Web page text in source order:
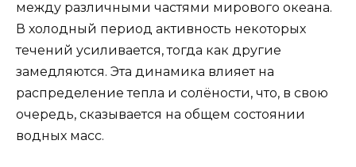
между различными частями мирового океана.
В холодный период активность некоторых
течений усиливается, тогда как другие
замедляются. Эта динамика влияет на
распределение тепла и солёности, что, в свою
очередь, сказывается на общем состоянии
водных масс.